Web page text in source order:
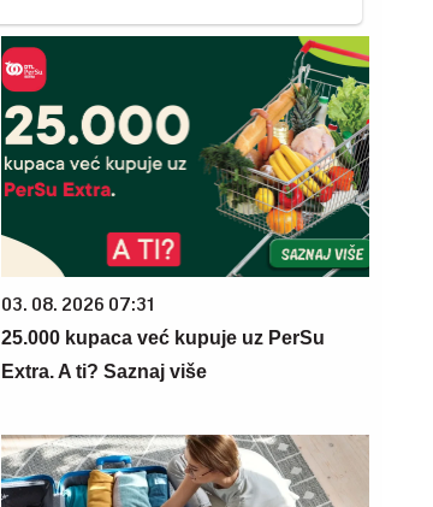
03. 08. 2026 07:31
25.000 kupaca već kupuje uz PerSu
Extra. A ti? Saznaj više